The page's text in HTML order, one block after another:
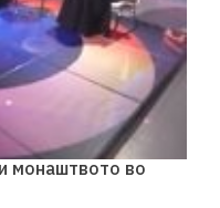
монаштвото во